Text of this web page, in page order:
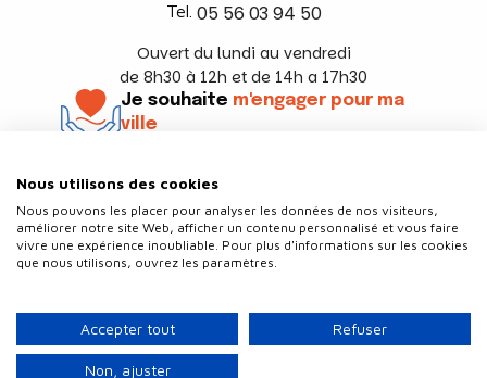
Tel. 05 56 03 94 50
Ouvert du lundi au vendredi
de 8h30 à 12h et de 14h a 17h30
Je souhaite m'engager pour ma
ville
Politique de confidentialité
Plan du site
Nous utilisons des cookies
Nous pouvons les placer pour analyser les données de nos visiteurs,
améliorer notre site Web, afficher un contenu personnalisé et vous faire
vivre une expérience inoubliable. Pour plus d'informations sur les cookies
que nous utilisons, ouvrez les paramètres.
Accepter tout Refuser
Non, ajuster